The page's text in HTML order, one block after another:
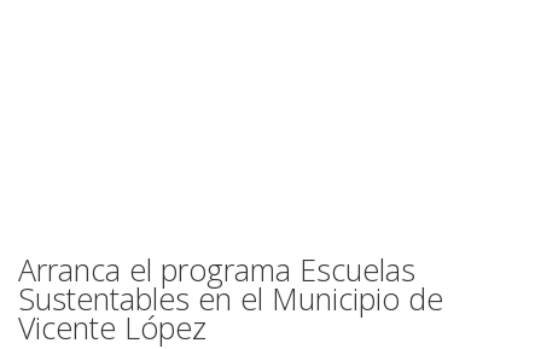
Arranca el programa Escuelas
Sustentables en el Municipio de
Vicente López